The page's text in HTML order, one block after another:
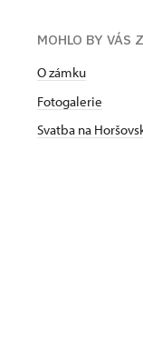
MOHLO BY VÁS
O zámku
Fotogalerie
Svatba na